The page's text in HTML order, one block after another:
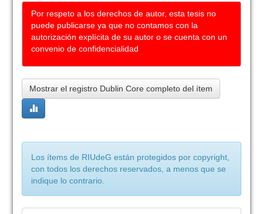
Por respeto a los derechos de autor, esta tesis no
puede publicarse ya que no contamos con la
autorización explícita de su autor o se cuenta con un
convenio de confidencialidad
Mostrar el registro Dublin Core completo del ítem
Los ítems de RIUdeG están protegidos por copyright,
con todos los derechos reservados, a menos que se
indique lo contrario.